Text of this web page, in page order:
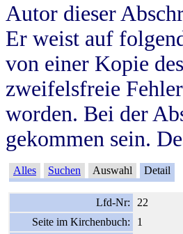
Autor dieser
Er weist auf
von einer Kopie
zweifelsfreie
worden. Bei der
gekommen sein.
Alles Suchen Auswahl Detail
Lfd-Nr:
22
Seite im Kirchenbuch:
1